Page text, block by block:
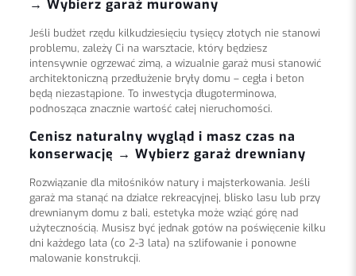
→ Wybierz garaż murowany
Jeśli budżet rzędu kilkudziesięciu tysięcy złotych nie stanowi
problemu, zależy Ci na warsztacie, który będziesz
intensywnie ogrzewać zimą, a wizualnie garaż musi stanowić
architektoniczną przedłużenie bryły domu – cegła i beton
będą niezastąpione. To inwestycja długoterminowa,
podnosząca znacznie wartość całej nieruchomości.
Cenisz naturalny wygląd i masz czas na
konserwację → Wybierz garaż drewniany
Rozwiązanie dla miłośników natury i majsterkowania. Jeśli
garaż ma stanąć na działce rekreacyjnej, blisko lasu lub przy
drewnianym domu z bali, estetyka może wziąć górę nad
użytecznością. Musisz być jednak gotów na poświęcenie kilku
dni każdego lata (co 2-3 lata) na szlifowanie i ponowne
malowanie konstrukcji.